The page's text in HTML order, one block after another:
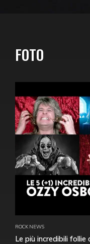
FOTO
ROCK NEWS
Le più incredibili follie